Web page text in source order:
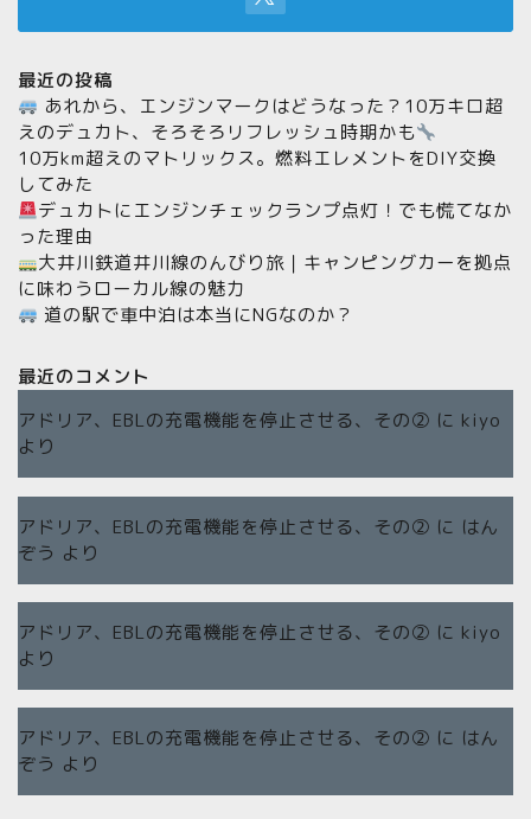
最近の投稿
あれから、エンジンマークはどうなった？10万キロ超
えのデュカト、そろそろリフレッシュ時期かも
10万km超えのマトリックス。燃料エレメントをDIY交換
してみた
デュカトにエンジンチェックランプ点灯！でも慌てなか
った理由
大井川鉄道井川線のんびり旅｜キャンピングカーを拠点
に味わうローカル線の魅力
道の駅で車中泊は本当にNGなのか？
最近のコメント
アドリア、EBLの充電機能を停止させる、その② に kiyo
より
アドリア、EBLの充電機能を停止させる、その② に はん
ぞう より
アドリア、EBLの充電機能を停止させる、その② に kiyo
より
アドリア、EBLの充電機能を停止させる、その② に はん
ぞう より